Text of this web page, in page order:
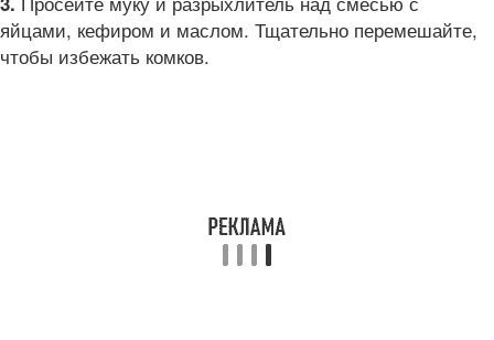
яйцами, кефиром и маслом. Тщательно перемешайте,
чтобы избежать комков.